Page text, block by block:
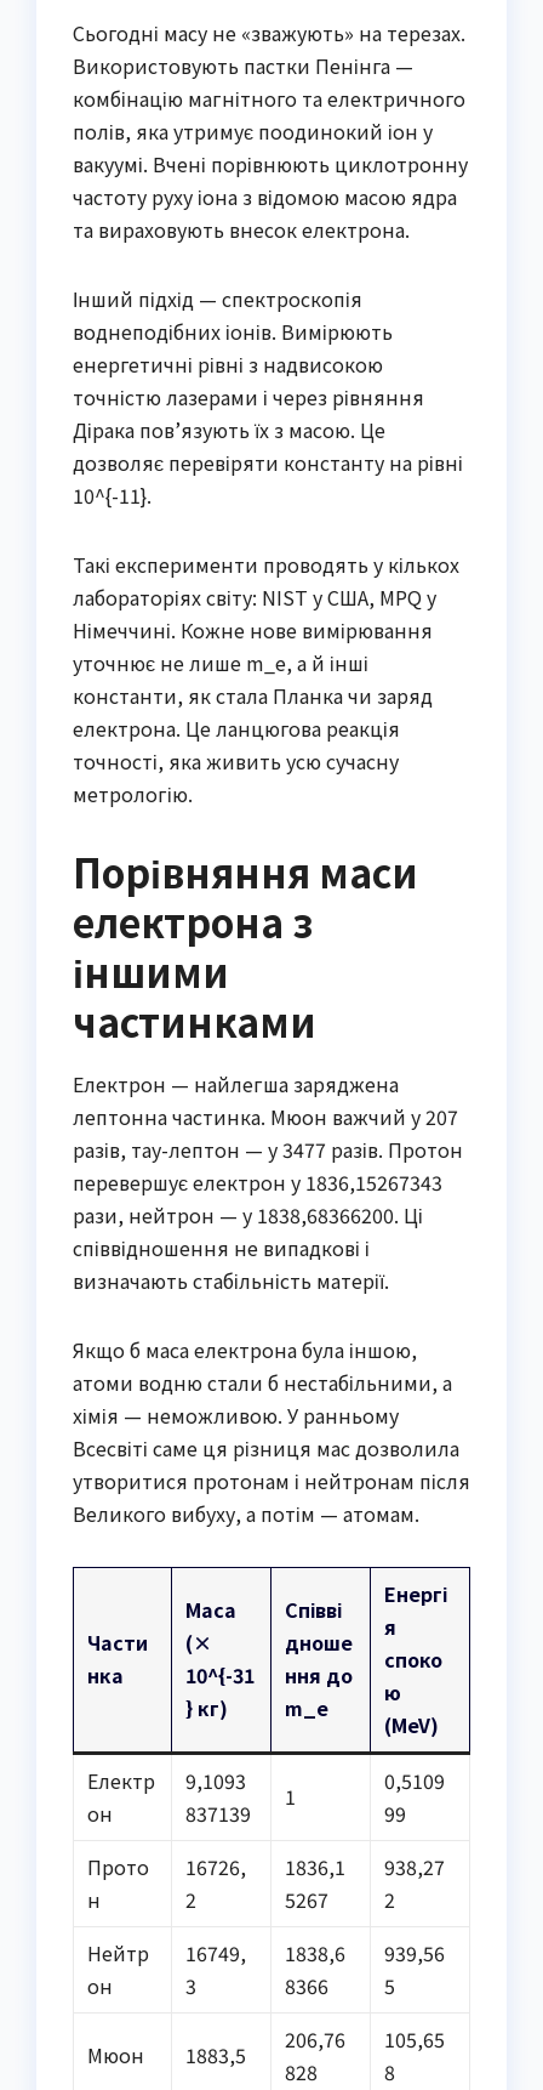
Сьогодні масу не «зважують» на терезах.
Використовують пастки Пенінга —
комбінацію магнітного та електричного
полів, яка утримує поодинокий іон у
вакуумі. Вчені порівнюють циклотронну
частоту руху іона з відомою масою ядра
та вираховують внесок електрона.
Інший підхід — спектроскопія
воднеподібних іонів. Вимірюють
енергетичні рівні з надвисокою
точністю лазерами і через рівняння
Дірака пов’язують їх з масою. Це
дозволяє перевіряти константу на рівні
10^{-11}.
Такі експерименти проводять у кількох
лабораторіях світу: NIST у США, MPQ у
Німеччині. Кожне нове вимірювання
уточнює не лише m_e, а й інші
константи, як стала Планка чи заряд
електрона. Це ланцюгова реакція
точності, яка живить усю сучасну
метрологію.
Порівняння маси
електрона з
іншими
частинками
Електрон — найлегша заряджена
лептонна частинка. Мюон важчий у 207
разів, тау-лептон — у 3477 разів. Протон
перевершує електрон у 1836,15267343
рази, нейтрон — у 1838,68366200. Ці
співвідношення не випадкові і
визначають стабільність матерії.
Якщо б маса електрона була іншою,
атоми водню стали б нестабільними, а
хімія — неможливою. У ранньому
Всесвіті саме ця різниця мас дозволила
утворитися протонам і нейтронам після
Великого вибуху, а потім — атомам.
Части
нка
Маса
(×
10^{-31
} кг)
Співві
дноше
ння до
m_e
Енергі
я
споко
ю
(MeV)
Електр
он
9,1093
837139
1
0,5109
99
Прото
н
16726,
2
1836,1
5267
938,27
2
Нейтр
он
16749,
3
1838,6
8366
939,56
5
Мюон 1883,5
206,76
828
105,65
8